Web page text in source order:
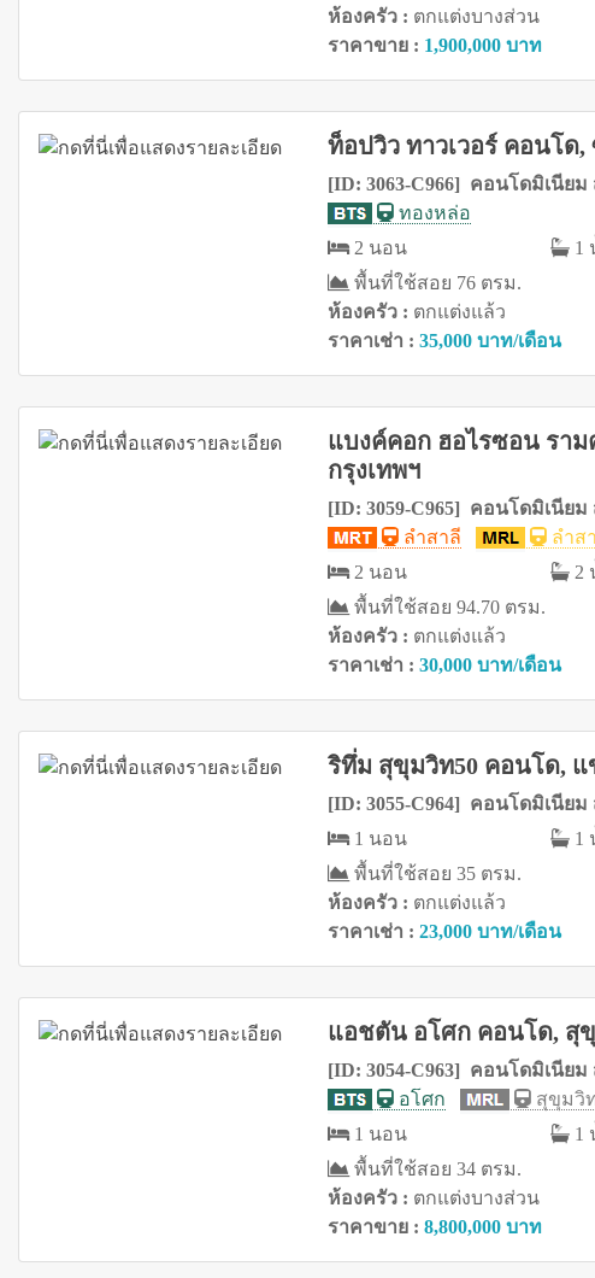
ห้องครัว : ตกแต่งบางส่วน
ราคาขาย : 1,900,000 บาท
ท็อปวิว ทาวเวอร์ คอนโด
[ID: 3063-C966] คอนโดมิเนียม
ทองหล่อ
2 นอน
1
พื้นที่ใช้สอย 76 ตรม.
ห้องครัว : ตกแต่งแล้ว
ราคาเช่า : 35,000 บาท/เดือน
แบงค์คอก ฮอไรซอน ราม
กรุงเทพฯ
[ID: 3059-C965] คอนโดมิเนียม
ลำสาลี
ลำส
2 นอน
2
พื้นที่ใช้สอย 94.70 ตรม.
ห้องครัว : ตกแต่งแล้ว
ราคาเช่า : 30,000 บาท/เดือน
ริทึ่ม สุขุมวิท50 คอนโด, แ
[ID: 3055-C964] คอนโดมิเนียม
1 นอน
1
พื้นที่ใช้สอย 35 ตรม.
ห้องครัว : ตกแต่งแล้ว
ราคาเช่า : 23,000 บาท/เดือน
แอชตัน อโศก คอนโด, สุขุ
[ID: 3054-C963] คอนโดมิเนีย
อโศก
สุขุมวิ
1 นอน
1
พื้นที่ใช้สอย 34 ตรม.
ห้องครัว : ตกแต่งบางส่วน
ราคาขาย : 8,800,000 บาท